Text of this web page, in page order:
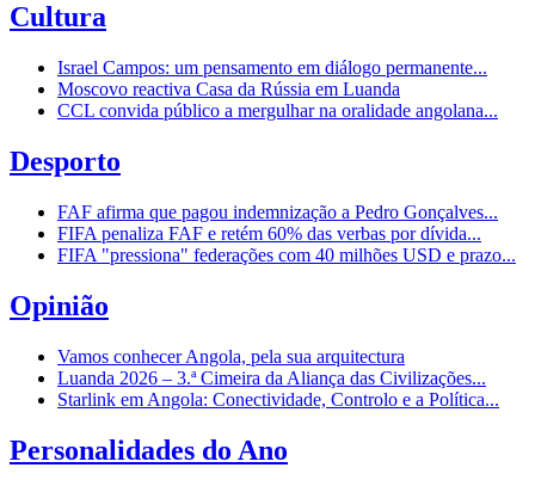
Cultura
Israel Campos: um pensamento em diálogo permanente...
Moscovo reactiva Casa da Rússia em Luanda
CCL convida público a mergulhar na oralidade angolana...
Desporto
FAF afirma que pagou indemnização a Pedro Gonçalves...
FIFA penaliza FAF e retém 60% das verbas por dívida...
FIFA "pressiona" federações com 40 milhões USD e prazo...
Opinião
Vamos conhecer Angola, pela sua arquitectura
Luanda 2026 – 3.ª Cimeira da Aliança das Civilizações...
Starlink em Angola: Conectividade, Controlo e a Política...
Personalidades do Ano